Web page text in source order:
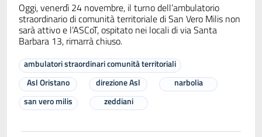
Oggi, venerdì 24 novembre, il turno dell’ambulatorio
straordinario di comunità territoriale di San Vero Milis non
sarà attivo e l’ASCoT, ospitato nei locali di via Santa
Barbara 13, rimarrà chiuso.
ambulatori straordinari comunità territoriali
Asl Oristano
direzione Asl
narbolia
san vero milis
zeddiani